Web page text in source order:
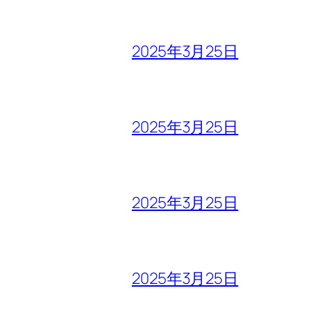
2025年3月25日
2025年3月25日
2025年3月25日
2025年3月25日